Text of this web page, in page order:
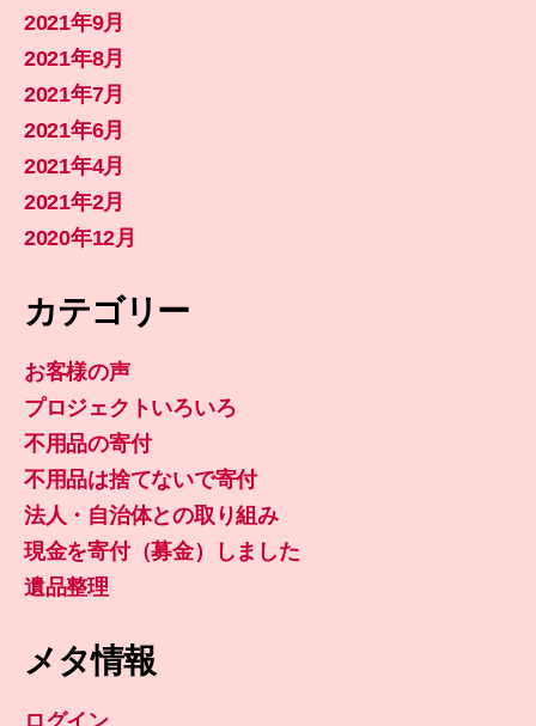
2021年9月
2021年8月
2021年7月
2021年6月
2021年4月
2021年2月
2020年12月
カテゴリー
お客様の声
プロジェクトいろいろ
不用品の寄付
不用品は捨てないで寄付
法人・自治体との取り組み
現金を寄付（募金）しました
遺品整理
メタ情報
ログイン